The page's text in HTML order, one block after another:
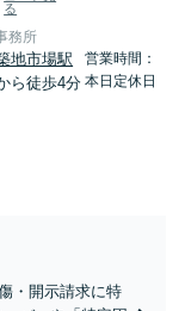
る
務所
地市場駅
ら徒歩4分
営業時間：
本日定休日
・開示請求に特